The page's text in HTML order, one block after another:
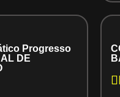
Progresso
DE